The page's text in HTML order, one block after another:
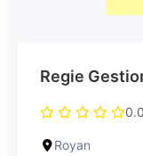
Regie
Royan